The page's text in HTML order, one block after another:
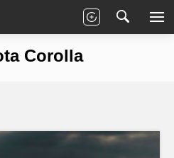
Corolla